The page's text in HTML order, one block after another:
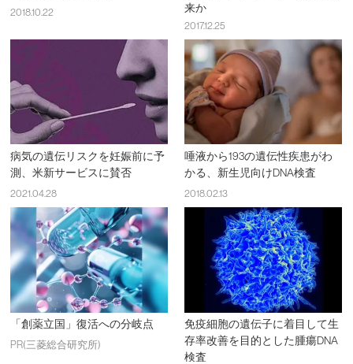
2018.10.22
来か
2017.12.25
病気の遺伝リスクを妊娠前に予
測、米新サービスに賛否
2021.04.28
唾液から193の遺伝性疾患がわ
かる、新生児向けDNA検査
2018.02.13
「創薬立国」復活への分岐点
PR(三菱総合研究所)
免疫細胞の遺伝子に着目して生
存率改善を目的とした腫瘍DNA
検査